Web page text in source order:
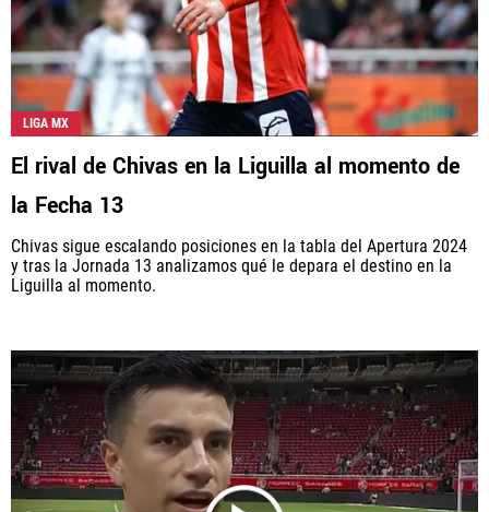
LIGA MX
El rival de Chivas en la Liguilla al momento de
la Fecha 13
Chivas sigue escalando posiciones en la tabla del Apertura 2024
y tras la Jornada 13 analizamos qué le depara el destino en la
Liguilla al momento.